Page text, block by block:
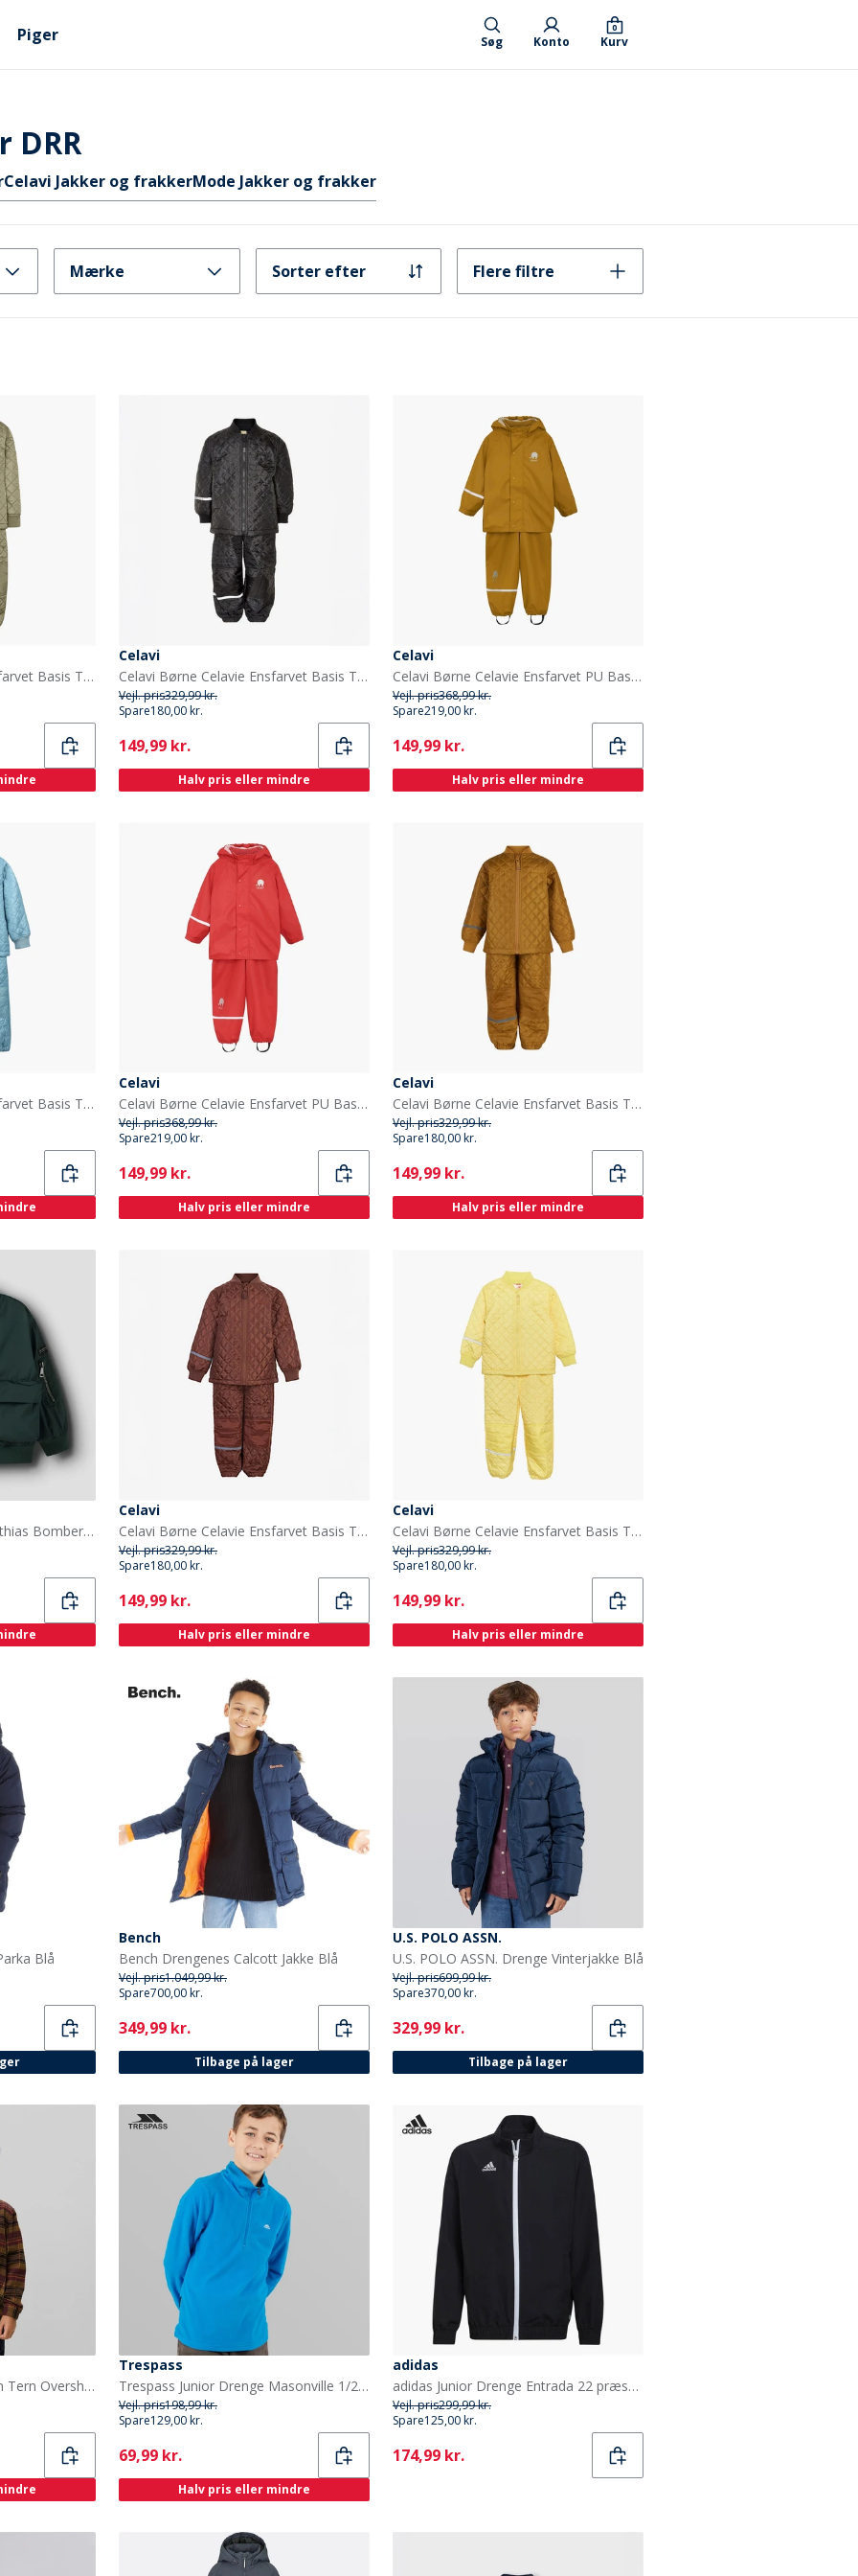
Piger Søg Konto Kurv
0
DRR
Celavi Jakker og frakkerMode Jakker og frakker
Mærke Sorter efter Flere filtre
Celavi Børne Celavie Ensfarvet Basis Termosæt Khaki
Celavi
Celavi Børne Celavie Ensfarvet Basis Termosæt Sort
Vejl. pris329,99 kr.
Spare180,00 kr.
Current
149,99 kr.
Halv pris eller mindre
Celavi
Celavi Børne Celavie Ensfarvet PU Basis Regntøjs Sæt Buckthorn Brown
Vejl. pris368,99 kr.
Spare219,00 kr.
Current
149,99 kr.
Halv pris eller mindre
Celavi Børne Celavie Ensfarvet Basis Termosæt Cerulean
Celavi
Celavi Børne Celavie Ensfarvet PU Basis Regntøjs Sæt Baked Apple
Vejl. pris368,99 kr.
Spare219,00 kr.
Current
149,99 kr.
Halv pris eller mindre
Celavi
Celavi Børne Celavie Ensfarvet Basis Termosæt Buckthorn Brown
Vejl. pris329,99 kr.
Spare180,00 kr.
Current
149,99 kr.
Halv pris eller mindre
Name It Drenge Mini Mathias Bomber Jakke Green Gables
Celavi
Celavi Børne Celavie Ensfarvet Basis Termosæt Tortoise Shell
Vejl. pris329,99 kr.
Spare180,00 kr.
Current
149,99 kr.
Halv pris eller mindre
Celavi
Celavi Børne Celavie Ensfarvet Basis Termosæt Sundress
Vejl. pris329,99 kr.
Spare180,00 kr.
Current
149,99 kr.
Halv pris eller mindre
Blå
Bench
Bench Drengenes Calcott Jakke Blå
Vejl. pris1.049,99 kr.
Spare700,00 kr.
Current
349,99 kr.
Tilbage på lager
U.S. POLO ASSN.
U.S. POLO ASSN. Drenge Vinterjakke Blå
Vejl. pris699,99 kr.
Spare370,00 kr.
Current
329,99 kr.
Tilbage på lager
Les Deux Drenge Lennon Tern Overshirt Fudge
Trespass
Trespass Junior Drenge Masonville 1/2 Lynlås Mikro Fleece Kobolt
Vejl. pris198,99 kr.
Spare129,00 kr.
Current
69,99 kr.
Halv pris eller mindre
adidas
adidas Junior Drenge Entrada 22 præsentationsjakke Sort
Vejl. pris299,99 kr.
Spare125,00 kr.
Current
174,99 kr.